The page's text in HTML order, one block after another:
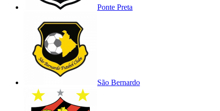
Ponte Preta
São Bernardo